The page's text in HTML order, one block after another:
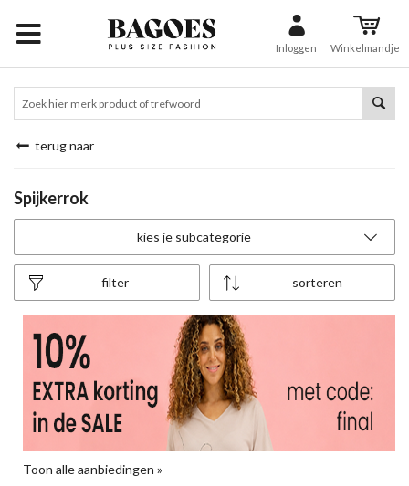
Inloggen Winkelmandje
terug naar
Spijkerrok
kies je subcategorie
sorteren
filter
Toon alle aanbiedingen »